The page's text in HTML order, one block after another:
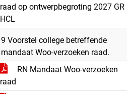
raad op ontwerpbegroting 2027 GR
HCL
9 Voorstel college betreffende
mandaat Woo-verzoeken raad.
RN Mandaat Woo-verzoeken
raad